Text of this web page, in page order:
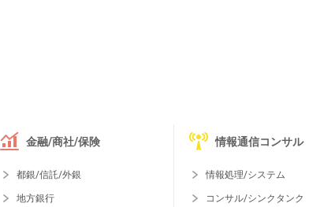
金融/商社/保険
都銀/信託/外銀
地方銀行
情報通信コンサル
情報処理/システム
コンサル/シンクタンク